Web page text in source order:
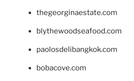
thegeorginaestate.com
blythewoodseafood.com
paolosdelibangkok.com
bobacove.com